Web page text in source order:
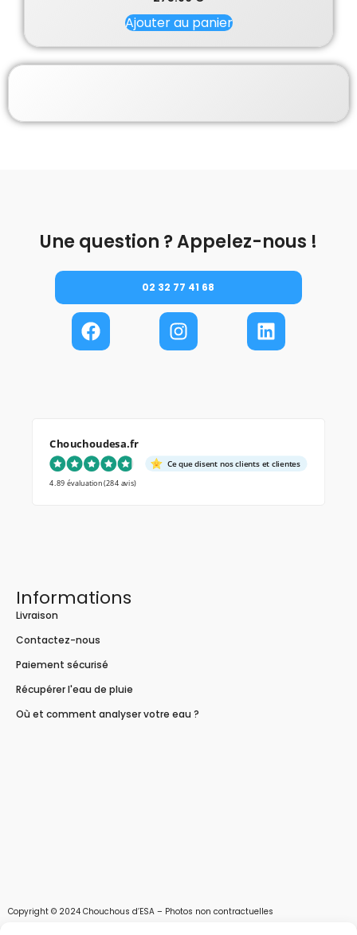
Ajouter au panier
Une question ? Appelez-nous !
02 32 77 41 68
Chouchoudesa.fr
Ce que disent nos clients et clientes
4.89 évaluation(284 avis)
Informations
Livraison
Contactez-nous
Paiement sécurisé
Récupérer l'eau de pluie
Où et comment analyser votre eau ?
Copyright © 2024 Chouchous d’ESA – Photos non contractuelles